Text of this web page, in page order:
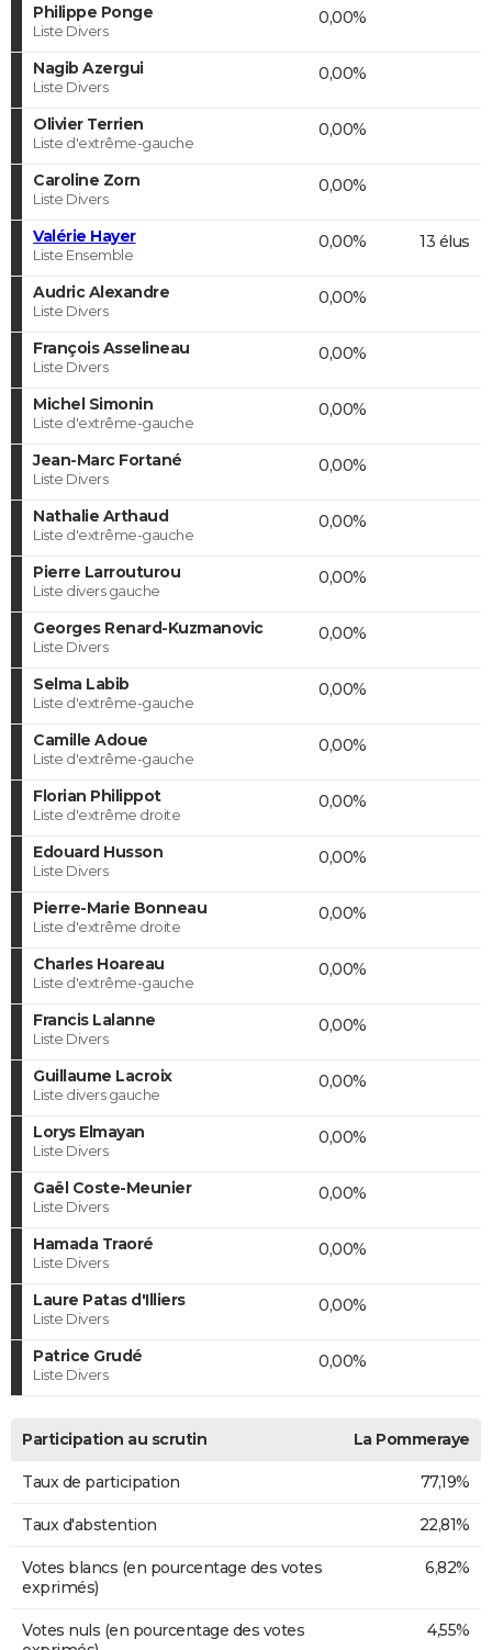
Philippe Ponge
Liste Divers
0,00%
Nagib Azergui
Liste Divers
0,00%
Olivier Terrien
Liste d'extrême-gauche
0,00%
Caroline Zorn
Liste Divers
0,00%
Valérie Hayer
Liste Ensemble
0,00% 13 élus
Audric Alexandre
Liste Divers
0,00%
François Asselineau
Liste Divers
0,00%
Michel Simonin
Liste d'extrême-gauche
0,00%
Jean-Marc Fortané
Liste Divers
0,00%
Nathalie Arthaud
Liste d'extrême-gauche
0,00%
Pierre Larrouturou
Liste divers gauche
0,00%
Georges Renard-Kuzmanovic
Liste Divers
0,00%
Selma Labib
Liste d'extrême-gauche
0,00%
Camille Adoue
Liste d'extrême-gauche
0,00%
Florian Philippot
Liste d'extrême droite
0,00%
Edouard Husson
Liste Divers
0,00%
Pierre-Marie Bonneau
Liste d'extrême droite
0,00%
Charles Hoareau
Liste d'extrême-gauche
0,00%
Francis Lalanne
Liste Divers
0,00%
Guillaume Lacroix
Liste divers gauche
0,00%
Lorys Elmayan
Liste Divers
0,00%
Gaël Coste-Meunier
Liste Divers
0,00%
Hamada Traoré
Liste Divers
0,00%
Laure Patas d'Illiers
Liste Divers
0,00%
Patrice Grudé
Liste Divers
0,00%
Participation au scrutin La Pommeraye
Taux de participation 77,19%
Taux d'abstention 22,81%
Votes blancs (en pourcentage des votes
exprimés)
6,82%
Votes nuls (en pourcentage des votes
4,55%